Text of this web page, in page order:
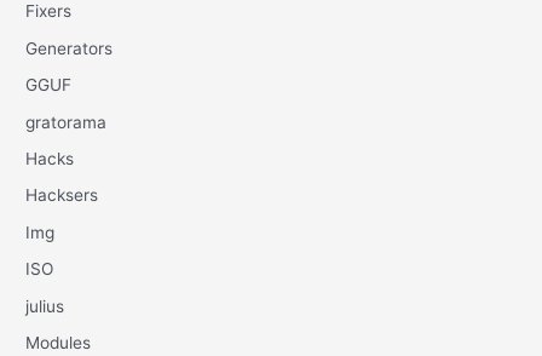
Fixers
Generators
GGUF
gratorama
Hacks
Hacksers
Img
ISO
julius
Modules